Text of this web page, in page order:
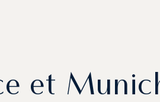
et